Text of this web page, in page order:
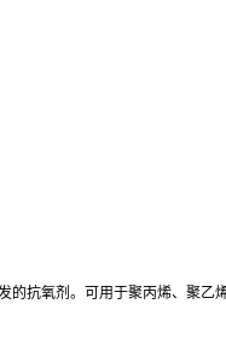
的抗氧剂。可用于聚丙烯、聚乙